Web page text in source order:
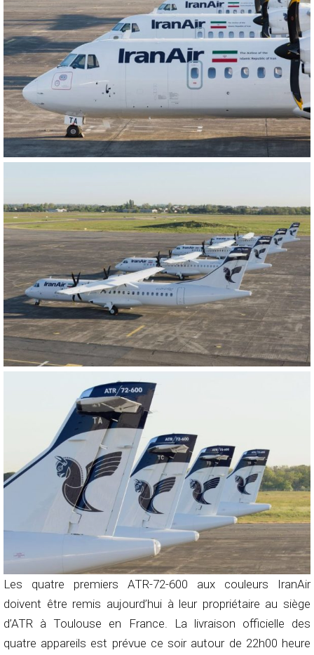
Les quatre premiers ATR-72-600 aux couleurs IranAir
doivent être remis aujourd’hui à leur propriétaire au siège
d’ATR à Toulouse en France. La livraison officielle des
quatre appareils est prévue ce soir autour de 22h00 heure